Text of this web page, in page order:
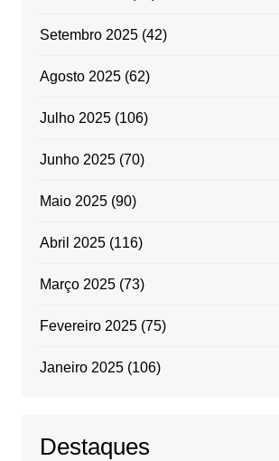
Setembro 2025(42)
Agosto 2025(62)
Julho 2025(106)
Junho 2025(70)
Maio 2025(90)
Abril 2025(116)
Março 2025(73)
Fevereiro 2025(75)
Janeiro 2025(106)
Destaques